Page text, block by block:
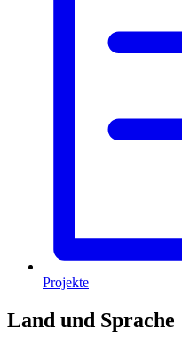
Projekte
Land und Sprache